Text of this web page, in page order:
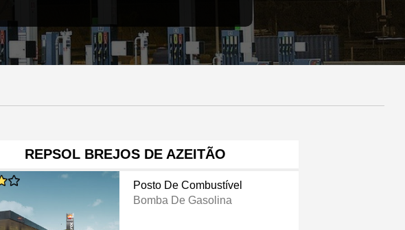
REPSOL BREJOS DE AZEITÃO
Posto De Combustível
Bomba De Gasolina